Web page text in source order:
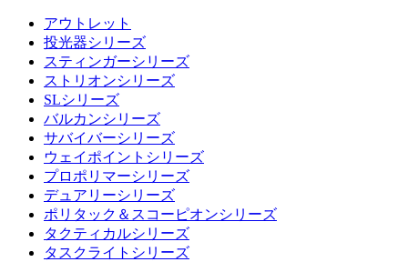
アウトレット
投光器シリーズ
スティンガーシリーズ
ストリオンシリーズ
SLシリーズ
バルカンシリーズ
サバイバーシリーズ
ウェイポイントシリーズ
プロポリマーシリーズ
デュアリーシリーズ
ポリタック＆スコーピオンシリーズ
タクティカルシリーズ
タスクライトシリーズ